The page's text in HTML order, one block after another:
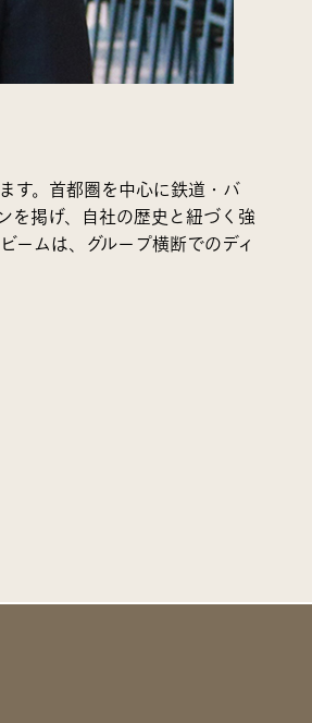
す。首都圏を中心に鉄道・バ
を掲げ、自社の歴史と紐づく強
ムは、グループ横断でのディ